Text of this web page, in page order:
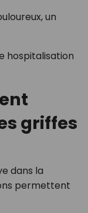
un
hospitalisation
griffes
dans la
permettent